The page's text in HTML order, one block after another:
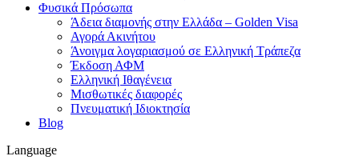
Φυσικά Πρόσωπα
Άδεια διαμονής στην Ελλάδα – Golden Visa
Αγορά Ακινήτου
Άνοιγμα λογαριασμού σε Ελληνική Τράπεζα
Έκδοση ΑΦΜ
Ελληνική Ιθαγένεια
Μισθωτικές διαφορές
Πνευματική Ιδιοκτησία
Blog
Language